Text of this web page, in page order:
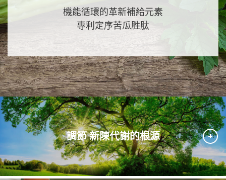
機能循環的革新補給元素
專利定序苦瓜胜肽
調節 新陳代謝的根源